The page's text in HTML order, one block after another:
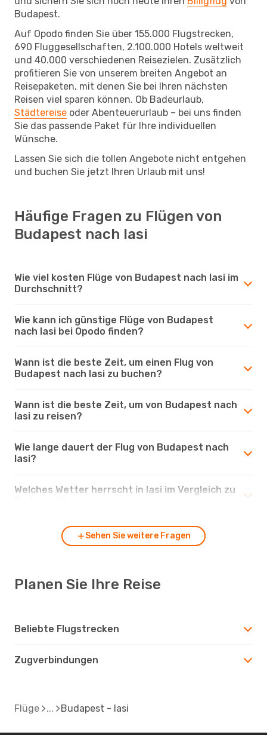
Budapest.
Auf Opodo finden Sie über 155.000 Flugstrecken,
690 Fluggesellschaften, 2.100.000 Hotels weltweit
und 40.000 verschiedenen Reisezielen. Zusätzlich
profitieren Sie von unserem breiten Angebot an
Reisepaketen, mit denen Sie bei Ihren nächsten
Reisen viel sparen können. Ob Badeurlaub,
Städtereise oder Abenteuerurlaub – bei uns finden
Sie das passende Paket für Ihre individuellen
Wünsche.
Lassen Sie sich die tollen Angebote nicht entgehen
und buchen Sie jetzt Ihren Urlaub mit uns!
Häufige Fragen zu Flügen von
Budapest nach Iasi
Wie viel kosten Flüge von Budapest nach Iasi im
Durchschnitt?
Wie kann ich günstige Flüge von Budapest
nach Iasi bei Opodo finden?
Wann ist die beste Zeit, um einen Flug von
Budapest nach Iasi zu buchen?
Wann ist die beste Zeit, um von Budapest nach
Iasi zu reisen?
Wie lange dauert der Flug von Budapest nach
Iasi?
Welches Wetter herrscht in Iasi im Vergleich zu
Sehen Sie weitere Fragen
Planen Sie Ihre Reise
Beliebte Flugstrecken
Zugverbindungen
Flüge Budapest - Iasi